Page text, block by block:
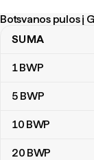
Botsvanos pulos į
Botsvanos pulos į
SUMA
1BWP
5 BWP
10 BWP
20 BWP